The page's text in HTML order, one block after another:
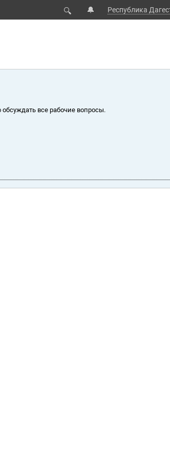
🔍 🔔 Республика
все рабочие вопросы.